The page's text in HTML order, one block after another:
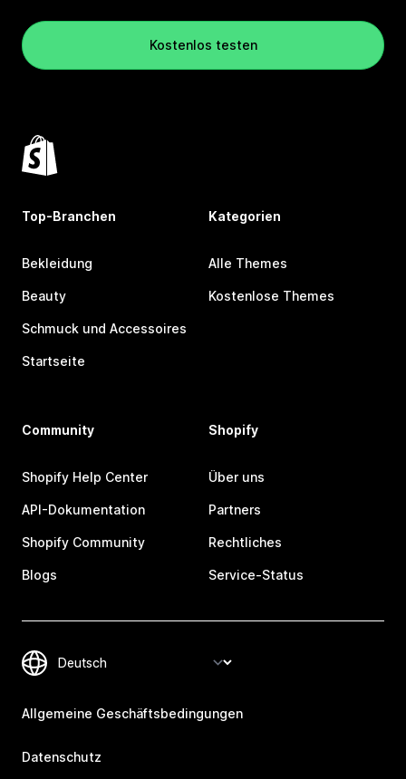
Kostenlos testen
Top-Branchen
Bekleidung
Beauty
Schmuck und Accessoires
Startseite
Kategorien
Alle Themes
Kostenlose Themes
Community
Shopify Help Center
API-Dokumentation
Shopify Community
Blogs
Shopify
Über uns
Partners
Rechtliches
Service-Status
Allgemeine Geschäftsbedingungen
Datenschutz